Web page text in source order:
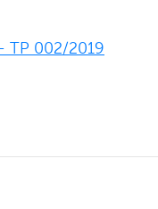
TP 002/2019